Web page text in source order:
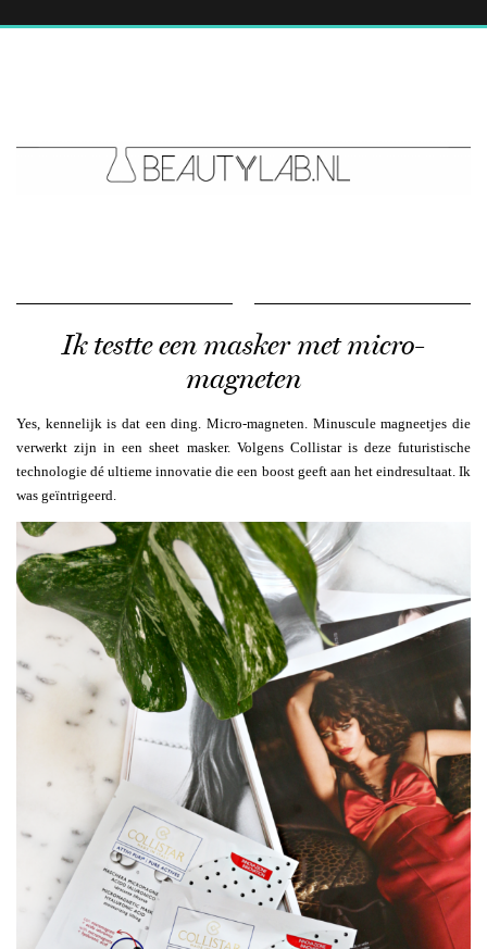
Ik testte een masker met micro-
magneten
Yes, kennelijk is dat een ding. Micro-magneten. Minuscule magneetjes die
verwerkt zijn in een sheet masker. Volgens Collistar is deze futuristische
technologie dé ultieme innovatie die een boost geeft aan het eindresultaat. Ik
was geïntrigeerd.